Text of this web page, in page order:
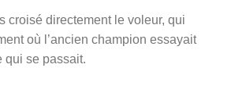
croisé directement le voleur, qui
où l’ancien champion essayait
qui se passait.